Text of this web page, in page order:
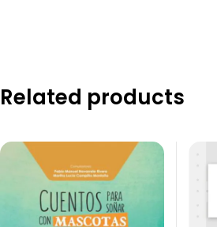
Related products